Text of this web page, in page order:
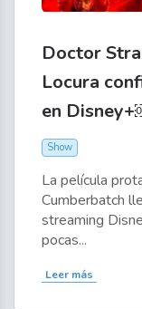
Doctor
Locura
en
Show
La película
Cumberbatch
streaming
pocas...
Leer más